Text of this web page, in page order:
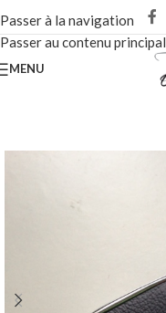
Passer à la navigation
Passer au contenu principal
MENU